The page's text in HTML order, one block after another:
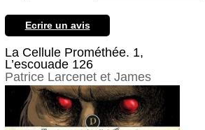
Ecrire un avis
La Cellule Prométhée. 1,
L’escouade 126
Patrice Larcenet et James